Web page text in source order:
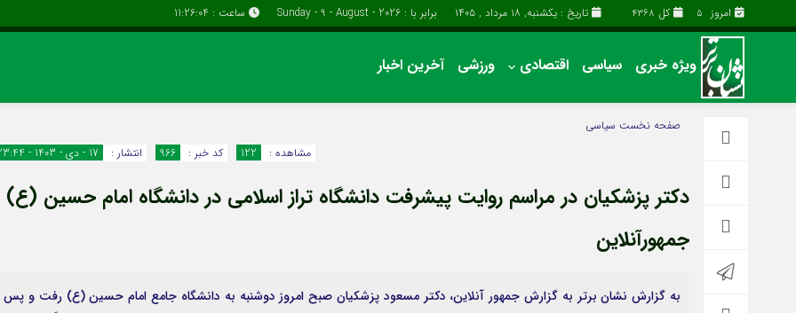
کل 4368 امروز 5 تاریخ : یکشنبه, ۱۸ مرداد , ۱۴۰۵ برابر با : Sunday - 9 - August - 2026 ساعت : 11:26:05
ویژه خبری سیاسی اقتصادی ورزشی آخرین اخبار
آخرین اخبار
سیاسی
فرهنگی و هنری
حساب مشتری
تماس با ما
سبد خريد
گروه اقتصاد
گروه فرهنگ
صفحه نخست سیاسی
انتشار :
17 - دی - 1403 - 23:44 کد خبر : 966 مشاهده : 122
دکتر پزشکیان در مراسم روایت پیشرفت دانشگاه تراز اسلامی در دانشگاه امام حسین
جمهورآنلاین
به گزارش نشان برتر به گزارش جمهور آنلاین، دکتر مسعود پزشکیان صبح امروز دوشنبه به دانشگاه جامع امام حسین (ع) رفت و پس